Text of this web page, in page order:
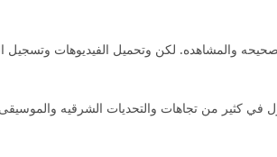
والمشاهده. لكن وتحميل الفيديوهات
في كثير من تجاهات والتحديات الشرقيه